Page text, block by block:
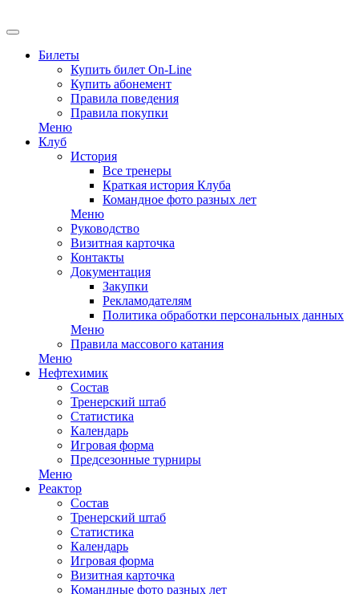
Билеты
Купить билет On-Line
Купить абонемент
Правила поведения
Правила покупки
Меню
Клуб
История
Все тренеры
Краткая история Клуба
Командное фото разных лет
Меню
Руководство
Визитная карточка
Контакты
Документация
Закупки
Рекламодателям
Политика обработки персональных данных
Меню
Правила массового катания
Меню
Нефтехимик
Состав
Тренерский штаб
Статистика
Календарь
Игровая форма
Предсезонные турниры
Меню
Реактор
Состав
Тренерский штаб
Статистика
Календарь
Игровая форма
Визитная карточка
Командные фото разных лет